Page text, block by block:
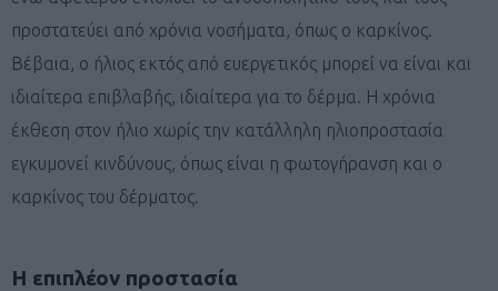
προστατεύει από χρόνια νοσήματα, όπως ο καρκίνος.
Βέβαια, ο ήλιος εκτός από ευεργετικός μπορεί να είναι και
ιδιαίτερα επιβλαβής, ιδιαίτερα για το δέρμα. Η χρόνια
έκθεση στον ήλιο χωρίς την κατάλληλη ηλιοπροστασία
εγκυμονεί κινδύνους, όπως είναι η φωτογήρανση και ο
καρκίνος του δέρματος.
Η επιπλέον προστασία